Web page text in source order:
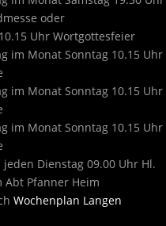
oder
Uhr Wortgottesfeier
im Monat Sonntag 10.15 Uhr
im Monat Sonntag 10.15 Uhr
im Monat Sonntag 10.15 Uhr
jeden Dienstag 09.00 Uhr Hl.
Abt Pfanner Heim
Wochenplan Langen